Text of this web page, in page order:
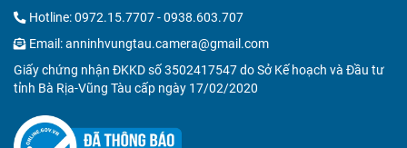
Hotline:0972.15.7707-0938.603.707
Email:anninhvungtau.camera@gmail.com
Giấy chứng nhận ĐKKD số 3502417547 do Sở Kế hoạch và Đầu tư
tỉnh Bà Rịa-Vũng Tàu cấp ngày 17/02/2020